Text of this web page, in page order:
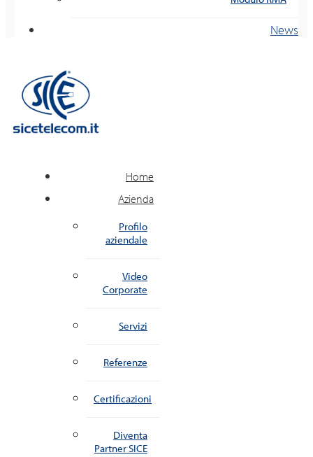
News
Home
Azienda
Profilo
aziendale
Video
Corporate
Servizi
Referenze
Certificazioni
Diventa
Partner SICE